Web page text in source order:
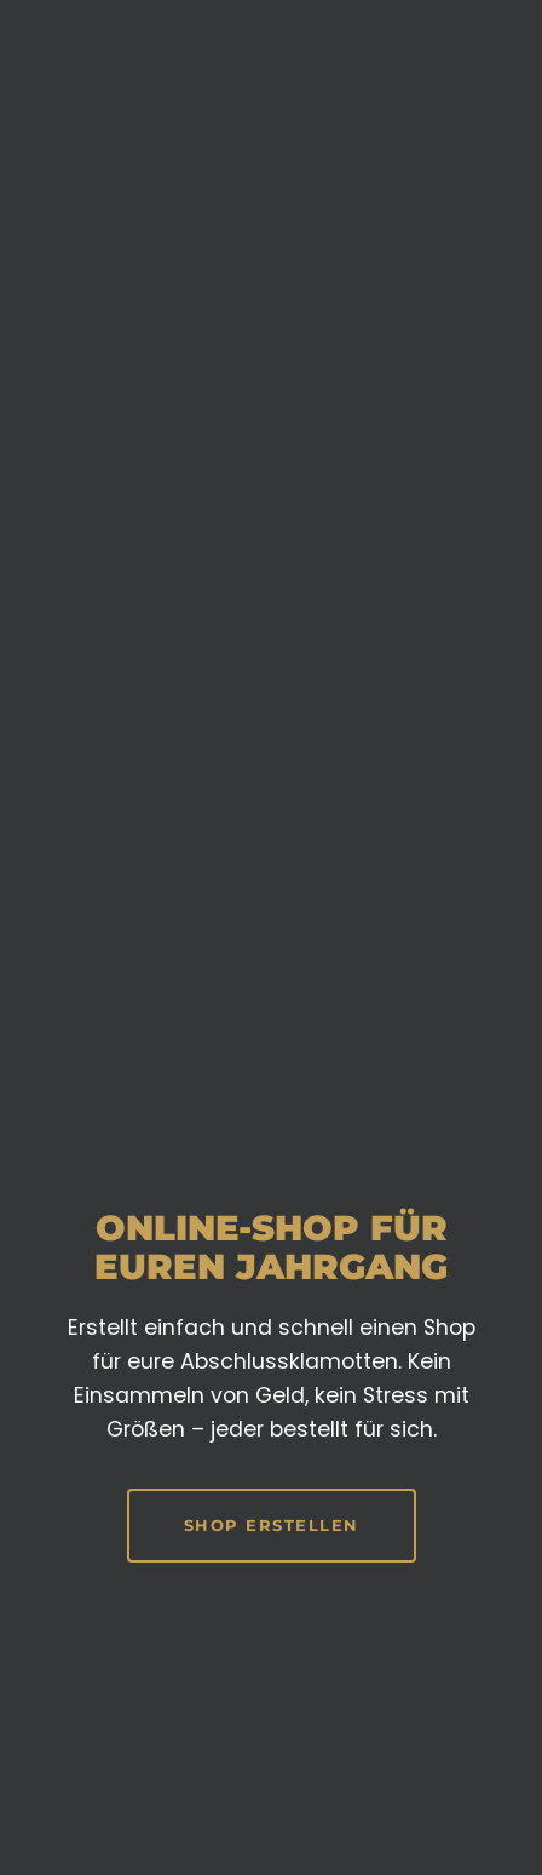
ONLINE-SHOP FÜR
EUREN JAHRGANG
Erstellt einfach und schnell einen Shop
für eure Abschlussklamotten. Kein
Einsammeln von Geld, kein Stress mit
Größen – jeder bestellt für sich.
SHOP ERSTELLEN